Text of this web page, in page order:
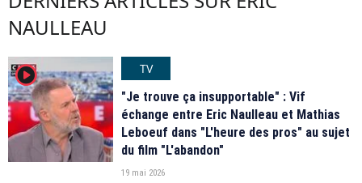
NAULLEAU
player2
TV
"Je trouve ça insupportable" : Vif
échange entre Eric Naulleau et Mathias
Leboeuf dans "L'heure des pros" au sujet
du film "L'abandon"
19 mai 2026